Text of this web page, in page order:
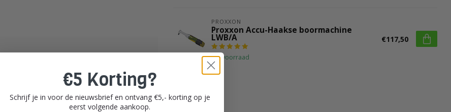
PROXXON
Proxxon Accu-Haakse boormachine
LWB/A
Op voorraad
€117,50
€5 Korting?
Schrijf je in voor de nieuwsbrief en ontvang €5,- korting op je
eerst volgende aankoop.